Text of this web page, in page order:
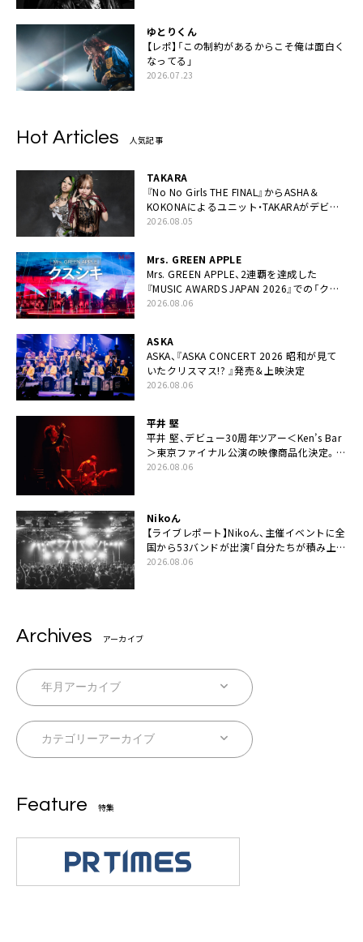
ゆとりくん
【レポ】「この制約があるからこそ俺は面白く
なってる」
2026.07.23
Hot Articles 人気記事
TAKARA
『No No Girls THE FINAL』からASHA＆
KOKONAによるユニット・TAKARAがデビュ
ー
2026.08.05
Mrs. GREEN APPLE
Mrs. GREEN APPLE、2連覇を達成した
『MUSIC AWARDS JAPAN 2026』での「クス
シキ」ライブパフォーマンスをYouTube公開
2026.08.06
ASKA
ASKA、『ASKA CONCERT 2026 昭和が見て
いたクリスマス!? 』発売＆上映決定
2026.08.06
平井 堅
平井 堅、デビュー30周年ツアー＜Ken’s Bar
＞東京ファイナル公演の映像商品化決定。ブ
ックレットには平井堅のメッセージ掲載も
2026.08.06
Nikoん
【ライブレポート】Nikoん、主催イベントに全
国から53バンドが出演「自分たちが積み上げ
てきた中身の重みを実感した」
2026.08.06
Archives アーカイブ
Feature 特集